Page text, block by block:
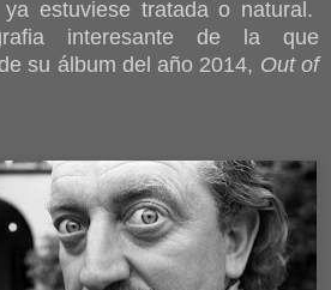
estuviese tratada o natural.
interesante de la que
su álbum del año 2014, Out of